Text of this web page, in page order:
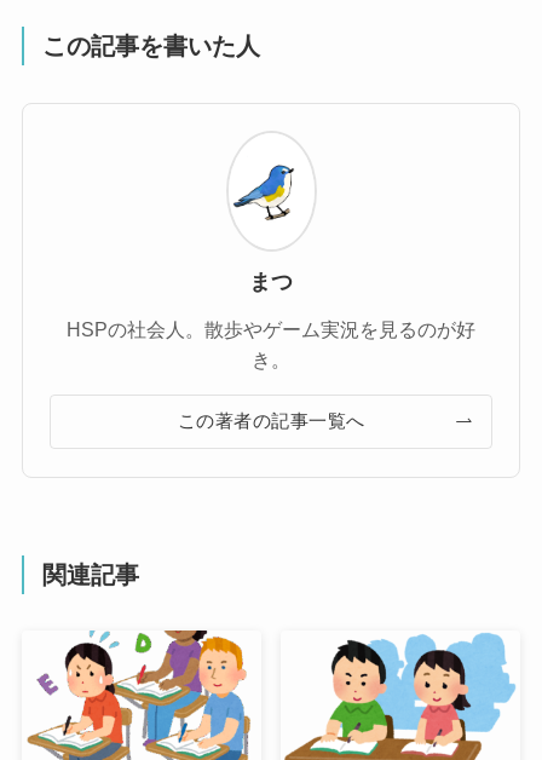
この記事を書いた人
まつ
HSPの社会人。散歩やゲーム実況を見るのが好
き。
この著者の記事一覧へ
関連記事